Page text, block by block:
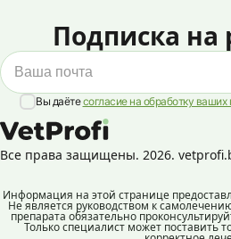
Все права защищены. 2026.
Подписка на
Вы даётесогласие на обработку
Информация на этой странице
Не является руководством к
препарата обязательно
Только специалист может поставить